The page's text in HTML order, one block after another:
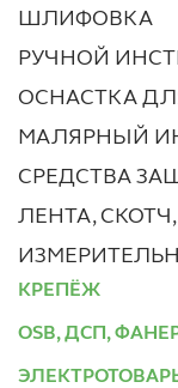
ШЛИФОВКА
РУЧНОЙ
ОСНАСТКА
МАЛЯРНЫЙ
СРЕДСТВА
ЛЕНТА,
КРЕПЁЖ
OSB, ДСП,